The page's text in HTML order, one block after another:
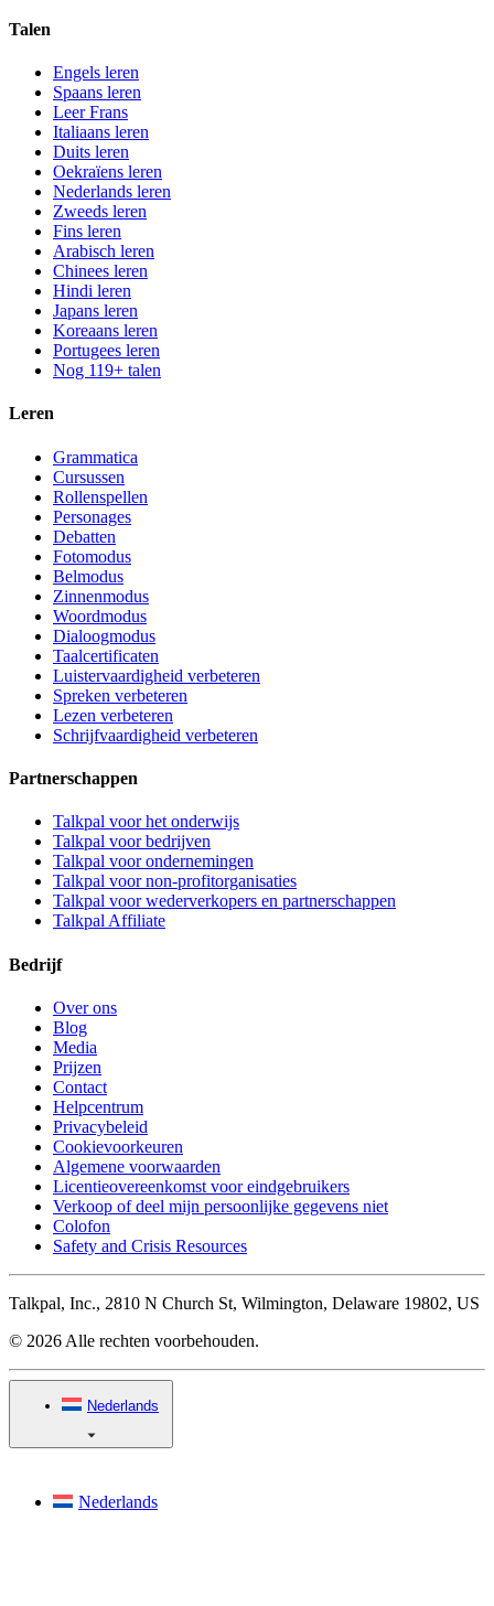
Talen
Engels leren
Spaans leren
Leer Frans
Italiaans leren
Duits leren
Oekraïens leren
Nederlands leren
Zweeds leren
Fins leren
Arabisch leren
Chinees leren
Hindi leren
Japans leren
Koreaans leren
Portugees leren
Nog 119+ talen
Leren
Grammatica
Cursussen
Rollenspellen
Personages
Debatten
Fotomodus
Belmodus
Zinnenmodus
Woordmodus
Dialoogmodus
Taalcertificaten
Luistervaardigheid verbeteren
Spreken verbeteren
Lezen verbeteren
Schrijfvaardigheid verbeteren
Partnerschappen
Talkpal voor het onderwijs
Talkpal voor bedrijven
Talkpal voor ondernemingen
Talkpal voor non-profitorganisaties
Talkpal voor wederverkopers en partnerschappen
Talkpal Affiliate
Bedrijf
Over ons
Blog
Media
Prijzen
Contact
Helpcentrum
Privacybeleid
Cookievoorkeuren
Algemene voorwaarden
Licentieovereenkomst voor eindgebruikers
Verkoop of deel mijn persoonlijke gegevens niet
Colofon
Safety and Crisis Resources
Talkpal, Inc., 2810 N Church St, Wilmington, Delaware 19802, US
© 2026 Alle rechten voorbehouden.
Nederlands
Nederlands